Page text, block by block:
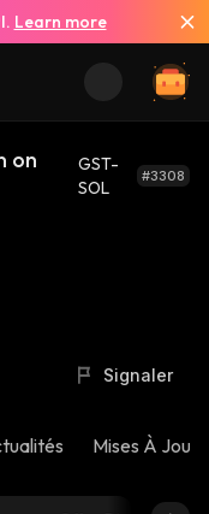
Learn more
on
GST-
SOL
#3308
Signaler
Mises À Jour